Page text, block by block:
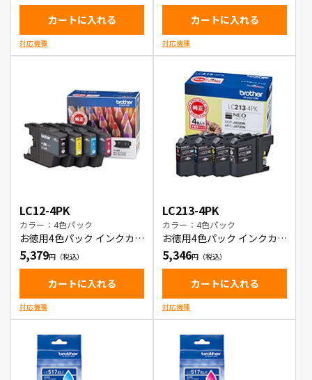
カートに入れる
対応機種
カートに入れる
対応機種
LC12-4PK
カラー：4色パック
お徳用4色パック インクカー
トリッジ
5,379
カートに入れる
対応機種
LC213-4PK
カラー：4色パック
お徳用4色パック インクカー
トリッジ
5,346
カートに入れる
対応機種